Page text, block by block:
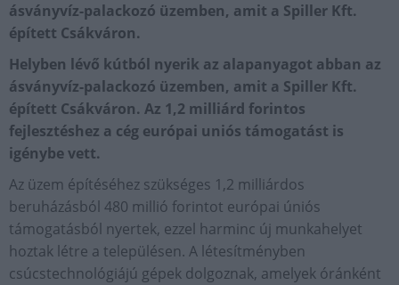
ásványvíz-palackozó üzemben, amit a Spiller Kft.
épített Csákváron.
Helyben lévő kútból nyerik az alapanyagot abban az
ásványvíz-palackozó üzemben, amit a Spiller Kft.
épített Csákváron. Az 1,2 milliárd forintos
fejlesztéshez a cég európai uniós támogatást is
igénybe vett.
Az üzem építéséhez szükséges 1,2 milliárdos
beruházásból 480 millió forintot európai úniós
támogatásból nyertek, ezzel harminc új munkahelyet
hoztak létre a településen. A létesítményben
csúcstechnológiájú gépek dolgoznak, amelyek óránként